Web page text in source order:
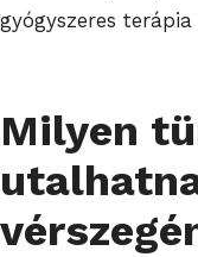
gyógyszeres terápia
Milyen